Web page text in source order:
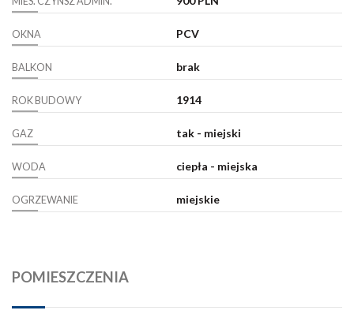
OKNA PCV
BALKON brak
ROK BUDOWY 1914
GAZ tak - miejski
WODA ciepła - miejska
OGRZEWANIE miejskie
POMIESZCZENIA